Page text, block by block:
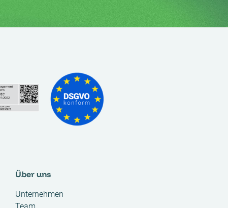
Über uns
Unternehmen